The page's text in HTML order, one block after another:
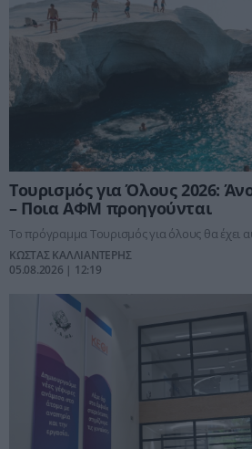
Τουρισμός για Όλους 2026:
– Ποια ΑΦΜ προηγούνται
Το πρόγραμμα Τουρισμός για όλους θα έχει
ΚΩΣΤΑΣ ΚΑΛΛΙΑΝΤΕΡΗΣ
05.08.2026 | 12:19